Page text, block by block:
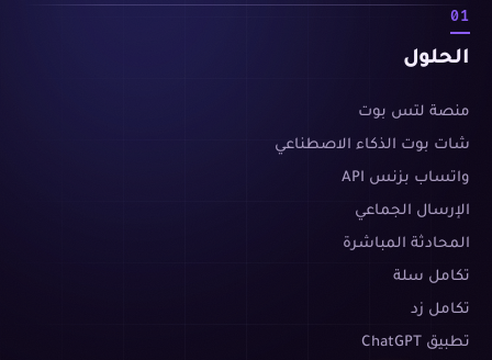
01
الحلول
منصة لتس بوت
شات بوت الذكاء الاصطناعي
واتساب بزنس API
الإرسال الجماعي
المحادثة المباشرة
تكامل سلة
تكامل زد
تطبيق ChatGPT